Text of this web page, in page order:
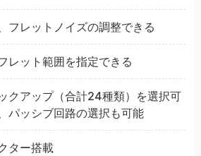
フレットノイズの調整できる
レット範囲を指定できる
クアップ（合計24種類）を選択可
パッシブ回路の選択も可能
ター搭載